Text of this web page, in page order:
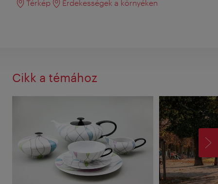
Térkép Érdekességek a környéken
Cikk a témához